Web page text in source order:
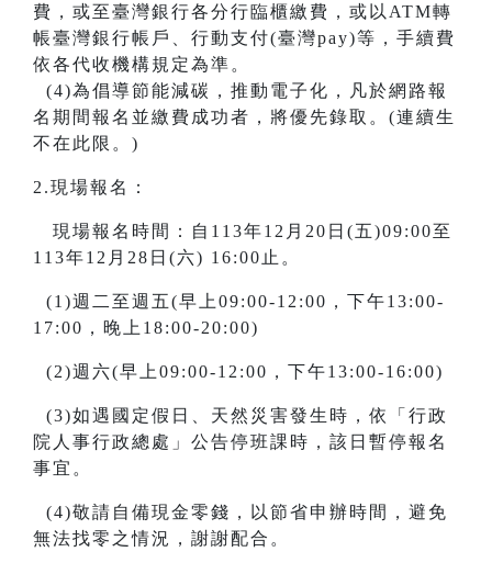
費，或至臺灣銀行各分行臨櫃繳費，或以ATM轉
帳臺灣銀行帳戶、行動支付(臺灣pay)等，手續費
依各代收機構規定為準。
(4)為倡導節能減碳，推動電子化，凡於網路報
名期間報名並繳費成功者，將優先錄取。(連續生
不在此限。)
2.現場報名：
現場報名時間：自113年12月20日(五)09:00至
113年12月28日(六) 16:00止。
(1)週二至週五(早上09:00-12:00，下午13:00-
17:00，晚上18:00-20:00)
(2)週六(早上09:00-12:00，下午13:00-16:00)
(3)如遇國定假日、天然災害發生時，依「行政
院人事行政總處」公告停班課時，該日暫停報名
事宜。
(4)敬請自備現金零錢，以節省申辦時間，避免
無法找零之情況，謝謝配合。